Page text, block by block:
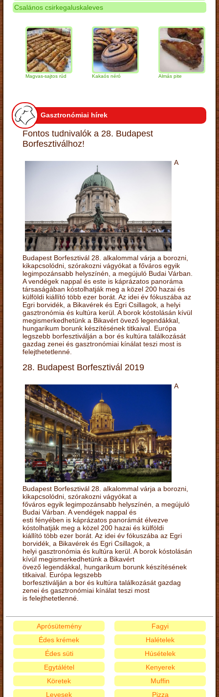
Csalános csirkegaluskaleves
Magvas-sajtos rúd Kakaós néró Almás pite
Gasztronómiai hírek
Fontos tudnivalók a 28. Budapest
Borfesztiválhoz!
A
Budapest Borfesztivál 28. alkalommal várja a borozni,
kikapcsolódni, szórakozni vágyókat a főváros egyik
legimpozánsabb helyszínén, a megújuló Budai Várban.
A vendégek nappal és este is káprázatos panoráma
társaságában kóstolhatják meg a közel 200 hazai és
külföldi kiállító több ezer borát. Az idei év fókuszába az
Egri borvidék, a Bikavérek és Egri Csillagok, a helyi
gasztronómia és kultúra kerül. A borok kóstolásán kívül
megismerkedhetünk a Bikavért övező legendákkal,
hungarikum borunk készítésének titkaival. Európa
legszebb borfesztiválján a bor és kultúra találkozását
gazdag zenei és gasztronómiai kínálat teszi most is
felejthetetlenné.
28. Budapest Borfesztivál 2019
A
Budapest Borfesztivál 28. alkalommal várja a borozni,
kikapcsolódni, szórakozni vágyókat a
főváros egyik legimpozánsabb helyszínén, a megújuló
Budai Várban. A vendégek nappal és
esti fényében is káprázatos panorámát élvezve
kóstolhatják meg a közel 200 hazai és külföldi
kiállító több ezer borát. Az idei év fókuszába az Egri
borvidék, a Bikavérek és Egri Csillagok, a
helyi gasztronómia és kultúra kerül. A borok kóstolásán
kívül megismerkedhetünk a Bikavért
övező legendákkal, hungarikum borunk készítésének
titkaival. Európa legszebb
borfesztiválján a bor és kultúra találkozását gazdag
zenei és gasztronómiai kínálat teszi most
is felejthetetlenné.
Aprósütemény
Édes krémek
Édes süti
Egytálétel
Fagyi
Halételek
Húsételek
Kenyerek
Köretek
Levesek
Muffin
Pizza